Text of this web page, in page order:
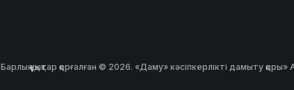
Барлық құқықтар қорғалған © 2026. «Даму» кәсіпкерлікті дамыту қоры»